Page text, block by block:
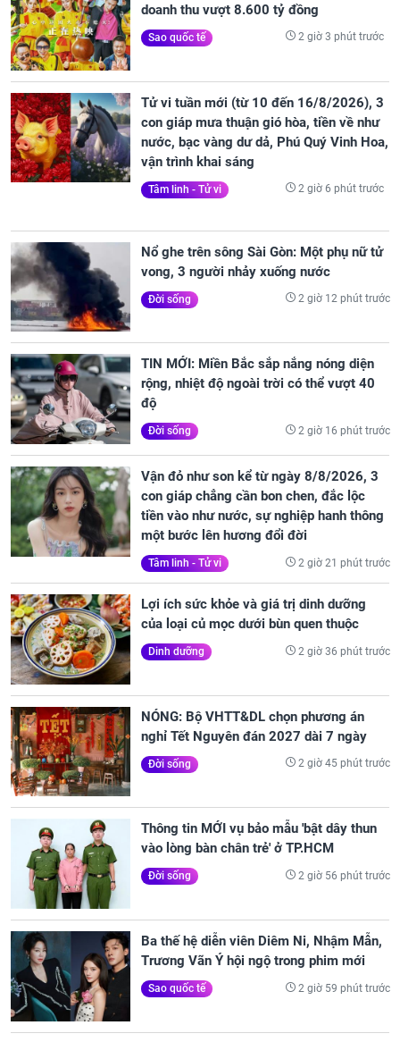
doanh thu vượt 8.600 tỷ đồng
Sao quốc tế 2 giờ 3 phút trước
Tử vi tuần mới (từ 10 đến 16/8/2026), 3
con giáp mưa thuận gió hòa, tiền về như
nước, bạc vàng dư dả, Phú Quý Vinh Hoa,
vận trình khai sáng
Tâm linh - Tử vi 2 giờ 6 phút trước
Nổ ghe trên sông Sài Gòn: Một phụ nữ tử
vong, 3 người nhảy xuống nước
Đời sống 2 giờ 12 phút trước
TIN MỚI: Miền Bắc sắp nắng nóng diện
rộng, nhiệt độ ngoài trời có thể vượt 40
độ
Đời sống 2 giờ 16 phút trước
Vận đỏ như son kể từ ngày 8/8/2026, 3
con giáp chẳng cần bon chen, đắc lộc
tiền vào như nước, sự nghiệp hanh thông
một bước lên hương đổi đời
Tâm linh - Tử vi 2 giờ 21 phút trước
Lợi ích sức khỏe và giá trị dinh dưỡng
của loại củ mọc dưới bùn quen thuộc
Dinh dưỡng 2 giờ 36 phút trước
NÓNG: Bộ VHTT&DL chọn phương án
nghỉ Tết Nguyên đán 2027 dài 7 ngày
Đời sống 2 giờ 45 phút trước
Thông tin MỚI vụ bảo mẫu 'bật dây thun
vào lòng bàn chân trẻ' ở TP.HCM
Đời sống 2 giờ 56 phút trước
Ba thế hệ diễn viên Diêm Ni, Nhậm Mẫn,
Trương Vãn Ý hội ngộ trong phim mới
Sao quốc tế 2 giờ 59 phút trước